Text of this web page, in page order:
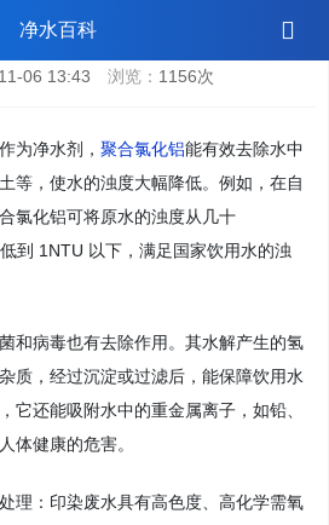
净水百科
06 13:43 浏览： 1156次
为净水剂， 聚合氯化铝能有效去除水中
等，使水的浊度大幅降低。例如，在自
氯化铝可将原水的浊度从几十
到 1NTU 以下，满足国家饮用水的浊
和病毒也有去除作用。其水解产生的氢
质，经过沉淀或过滤后，能保障饮用水
它还能吸附水中的重金属离子，如铅、
体健康的危害。
理：印染废水具有高色度、高化学需氧